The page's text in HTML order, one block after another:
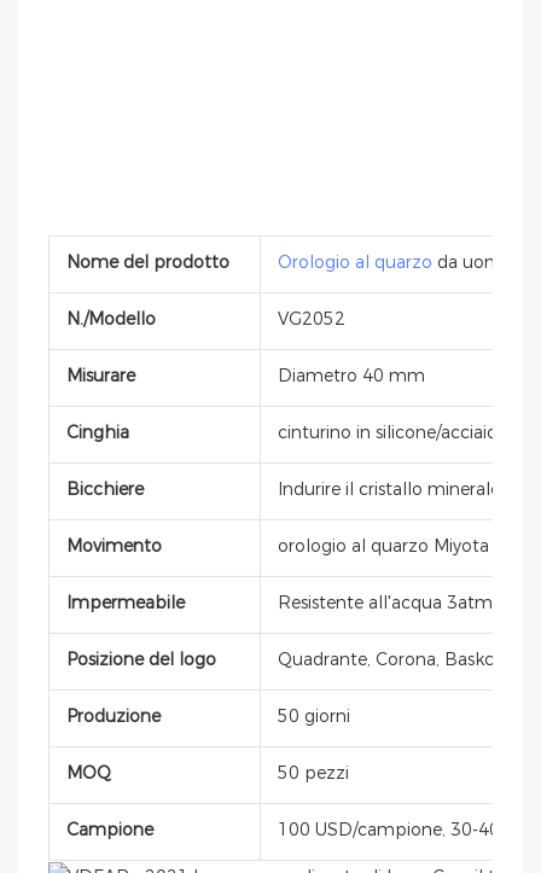
Nome del prodotto Orologio al quarzo da uomo
N./Modello VG2052
Misurare Diametro 40 mm
Cinghia cinturino in silicone/acciaio
Bicchiere Indurire il cristallo minerale
Movimento orologio al quarzo Miyota
Impermeabile Resistente all'acqua 3atm
Posizione del logo Quadrante, Corona,
Produzione 50 giorni
MOQ 50 pezzi
Campione 100 USD/campione, 30-40